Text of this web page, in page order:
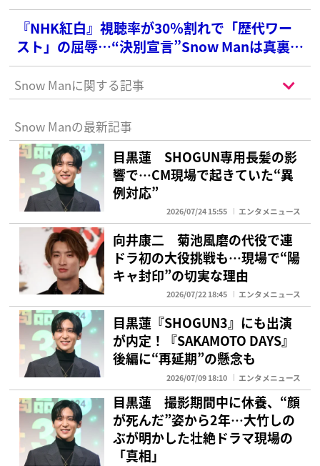
『NHK紅白』視聴率が30％割れで「歴代ワー
スト」の屈辱…“決別宣言”Snow Manは真裏で
日本記録更新の皮肉
Snow Manに関する記事
Snow Manの最新記事
目黒蓮 SHOGUN専用長髪の影
響で…CM現場で起きていた“異
例対応”
2026/07/24 15:55 エンタメニュース
向井康二 菊池風磨の代役で連
ドラ初の大役挑戦も…現場で“陽
キャ封印”の切実な理由
2026/07/22 18:45 エンタメニュース
目黒蓮『SHOGUN3』にも出演
が内定！『SAKAMOTO DAYS』
後編に“再延期”の懸念も
2026/07/09 18:10 エンタメニュース
目黒蓮 撮影期間中に休養、“顔
が死んだ”姿から2年…大竹しの
ぶが明かした壮絶ドラマ現場の
「真相」